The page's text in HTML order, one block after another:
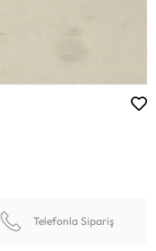
Telefonla Sipariş